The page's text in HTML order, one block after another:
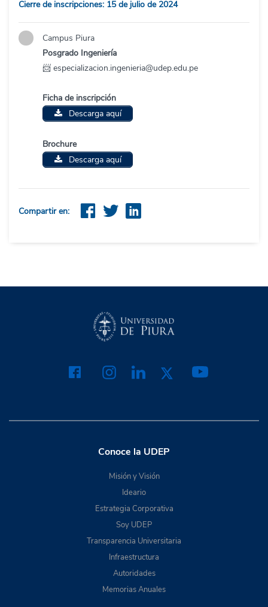
Cierre de inscripciones: 15 de julio de 2024
Campus Piura
Posgrado Ingeniería
📨 especializacion.ingenieria@udep.edu.pe
Ficha de inscripción
Descarga aquí
Brochure
Descarga aquí
Compartir en:
Conoce la UDEP
Misión y Visión
Ideario
Estrategia Corporativa
Soy UDEP
Transparencia Universitaria
Infraestructura
Autoridades
Memorias Anuales